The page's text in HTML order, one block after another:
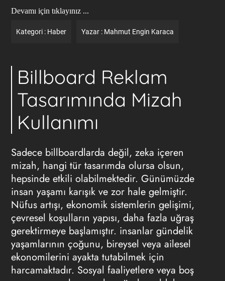
Devamı için tıklayınız ...
Kategori : Haber Yazar : Mahmut Engin Karaca
Billboard Reklam
Tasarımında Mizah
Kullanımı
Sadece billboardlarda değil, zeka içeren
mizah, hangi tür tasarımda olursa olsun,
hepsinde etkili olabilmektedir. Günümüzde
insan yaşamı karışık ve zor hale gelmiştir.
Nüfus artışı, ekonomik sistemlerin gelişimi,
çevresel koşulların yapısı, daha fazla uğraş
gerektirmeye başlamıştır. insanlar gündelik
yaşamlarının çoğunu, bireysel veya ailesel
ekonomilerini ayakta tutabilmek için
harcamaktadır. Sosyal faaliyetlere veya boş